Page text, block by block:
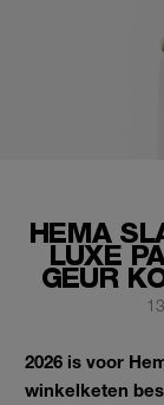
HEMA
LUXE
GEUR
2026 is voor
winkelketen